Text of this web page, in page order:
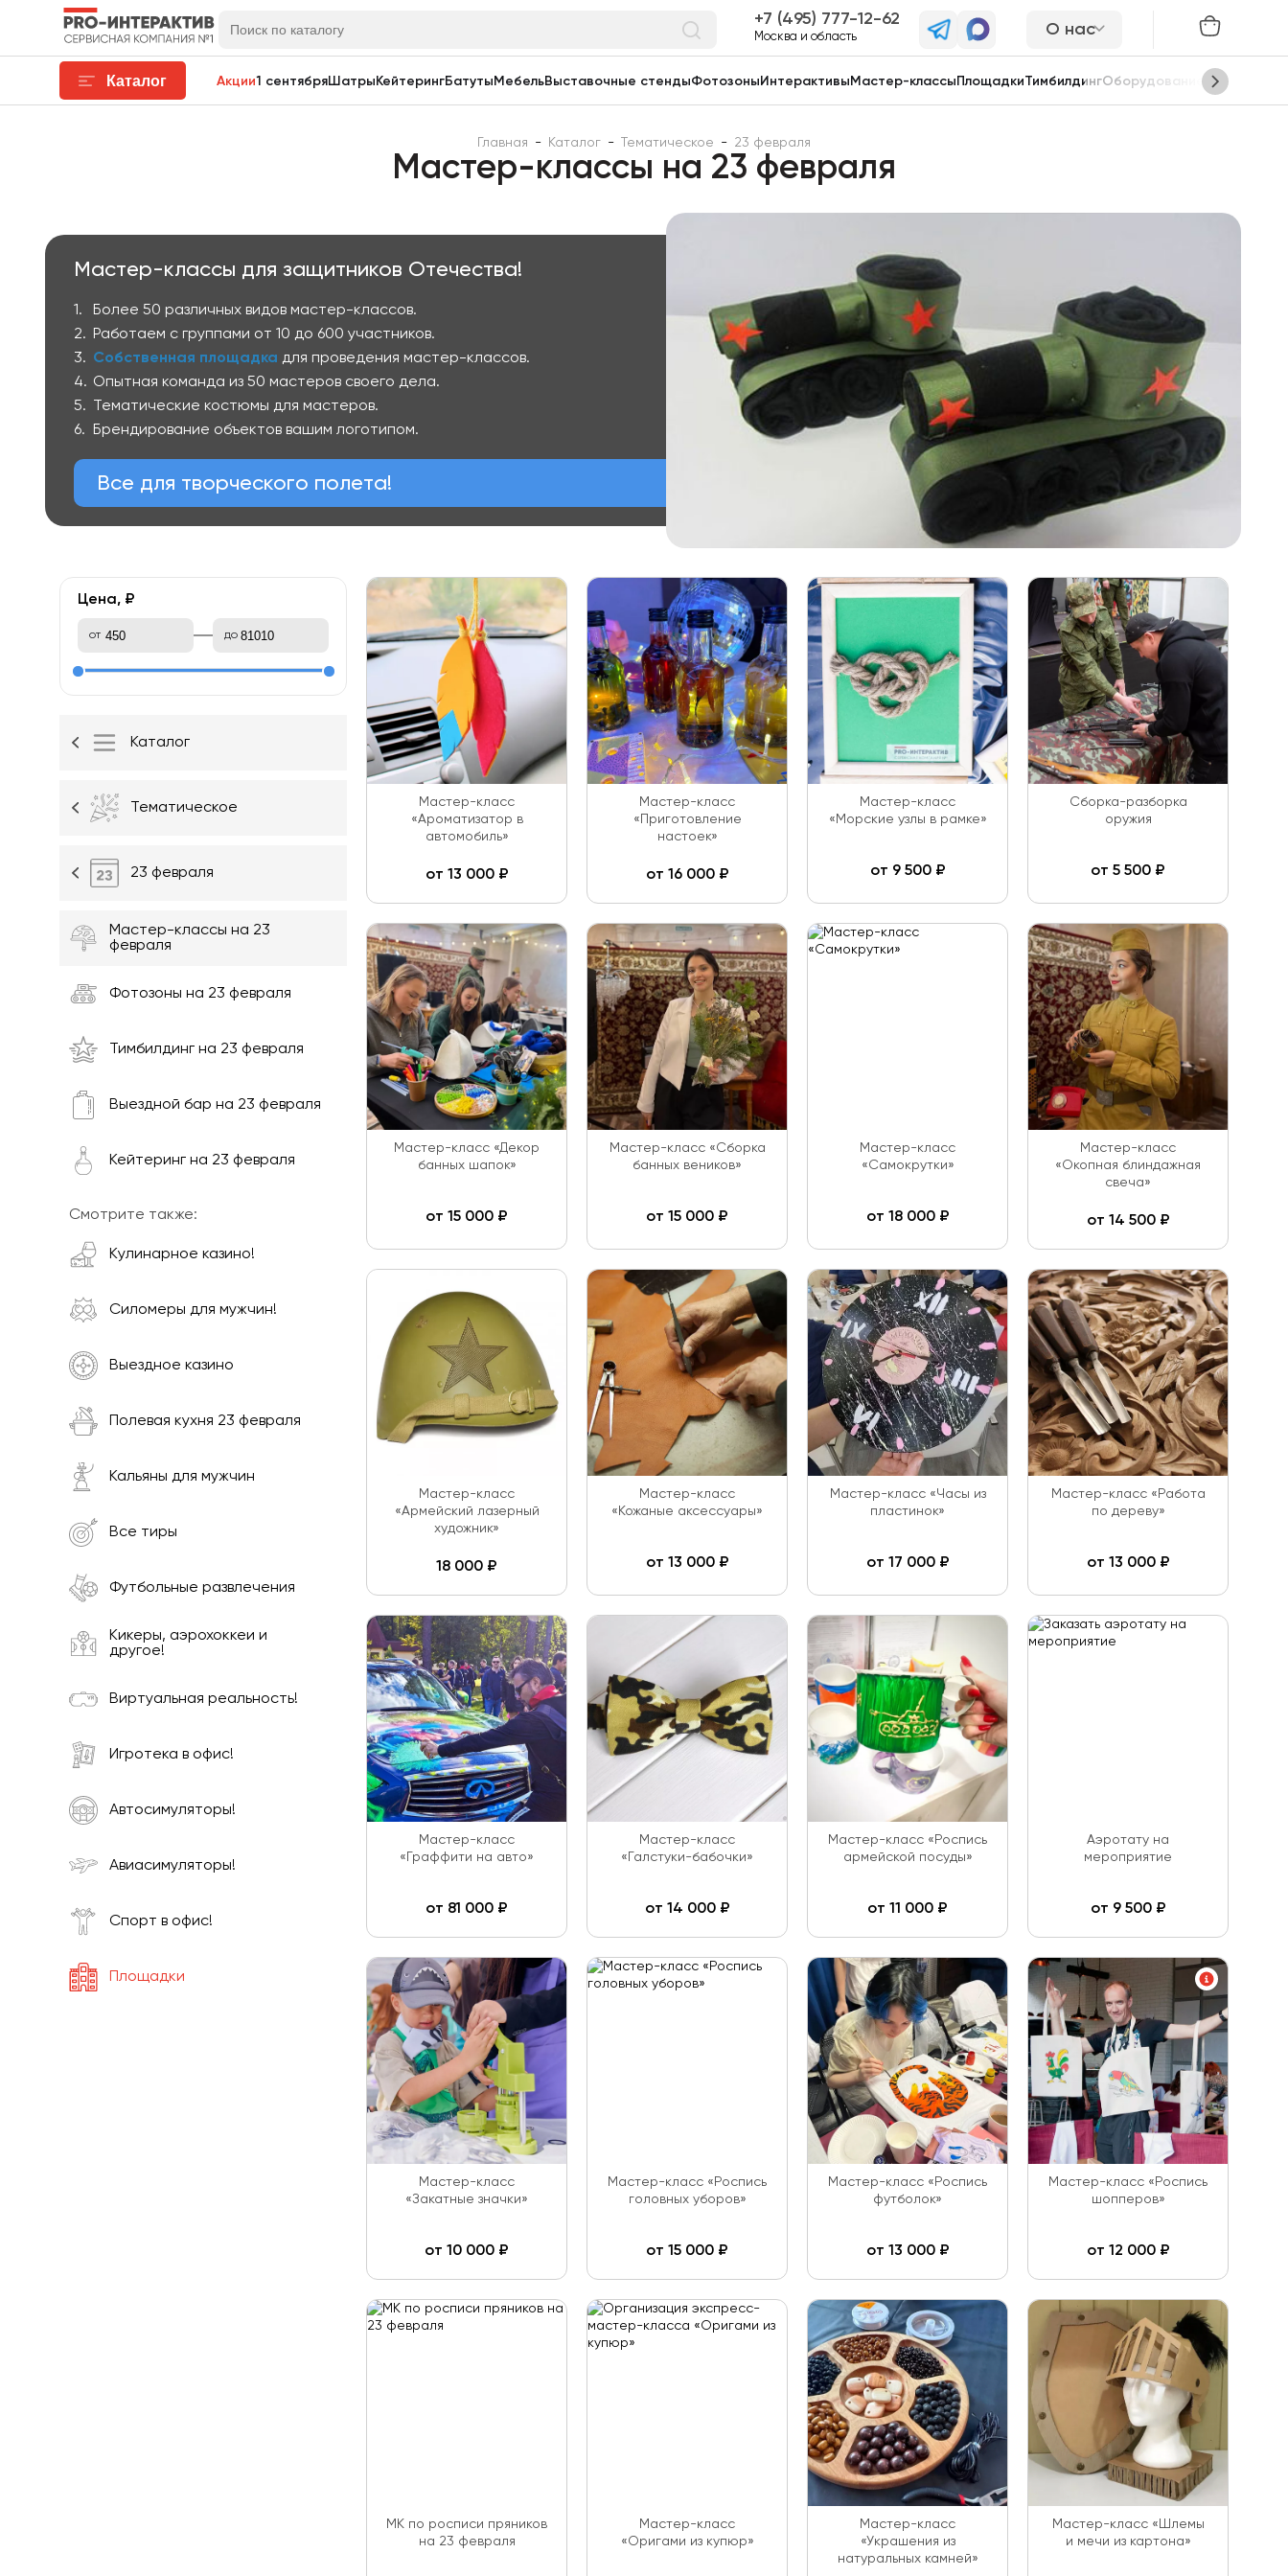
7 (495) 777-12-62
Москва и область О нас
Каталог Акции1 сентябряШатры КейтерингБатуты МебельВыставочные стендыФотозоны Интерактивы Мастер-классы ПлощадкиТимбилдингОборудование Сцены
Главная - Каталог - Тематическое - 23 февраля
Мастер-классы на 23 февраля
Мастер-классы для защитников Отечества!
Более 50 различных видов мастер-классов.
Работаем с группами от 10 до 600 участников.
Собственная площадка для проведения мастер-классов.
Опытная команда из 50 мастеров своего дела.
Тематические костюмы для мастеров.
Брендирование объектов вашим логотипом.
Все для творческого полета!
Цена, ₽
от до
Каталог
Тематическое
23 февраля
Мастер-классы на 23
февраля
Фотозоны на 23 февраля
Тимбилдинг на 23 февраля
Выездной бар на 23 февраля
Кейтеринг на 23 февраля
Смотрите также:
Кулинарное казино!
Силомеры для мужчин!
Выездное казино
Полевая кухня 23 февраля
Кальяны для мужчин
Все тиры
Футбольные развлечения
Кикеры, аэрохоккеи и
другое!
Виртуальная реальность!
Игротека в офис!
Автосимуляторы!
Авиасимуляторы!
Спорт в офис!
Площадки
Мастер-класс
«Ароматизатор в
автомобиль»
от 13 000₽
Мастер-класс
«Приготовление
настоек»
от 16 000₽
Мастер-класс
«Морские узлы в рамке»
от 9 500₽
Сборка-разборка
оружия
от 5 500 ₽
Мастер-класс «Декор
банных шапок»
от 15 000 ₽
Мастер-класс «Сборка
банных веников»
от 15 000 ₽
Мастер-класс
«Самокрутки»
от 18 000₽
Мастер-класс
«Окопная блиндажная
свеча»
от 14 500₽
Мастер-класс
«Армейский лазерный
художник»
18 000 ₽
Мастер-класс
«Кожаные аксессуары»
от 13 000₽
Мастер-класс «Часы из
пластинок»
от 17 000₽
Мастер-класс «Работа
по дереву»
от 13 000₽
Мастер-класс
«Граффити на авто»
от 81 000 ₽
Мастер-класс
«Галстуки-бабочки»
от 14 000₽
Мастер-класс «Роспись
армейской посуды»
от 11 000 ₽
Аэротату на
мероприятие
от 9 500₽
Мастер-класс
«Закатные значки»
от 10 000 ₽
Мастер-класс «Роспись
головных уборов»
от 15 000 ₽
Мастер-класс «Роспись
футболок»
от 13 000₽
Мастер-класс «Роспись
шопперов»
от 12 000₽
МК по росписи пряников
на 23 февраля
Мастер-класс
«Оригами из купюр»
Мастер-класс
«Украшения из
натуральных камней»
Мастер-класс «Шлемы
и мечи из картона»